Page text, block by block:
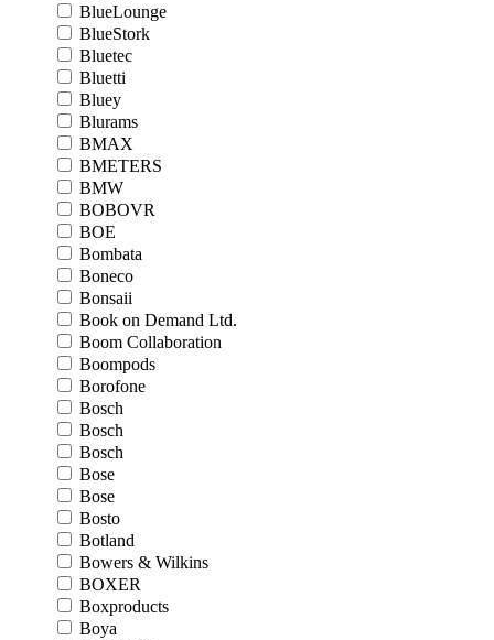
BlueLounge
BlueStork
Bluetec
Bluetti
Bluey
Blurams
BMAX
BMETERS
BMW
BOBOVR
BOE
Bombata
Boneco
Bonsaii
Book on Demand Ltd.
Boom Collaboration
Boompods
Borofone
Bosch
Bosch
Bosch
Bose
Bose
Bosto
Botland
Bowers & Wilkins
BOXER
Boxproducts
Boya